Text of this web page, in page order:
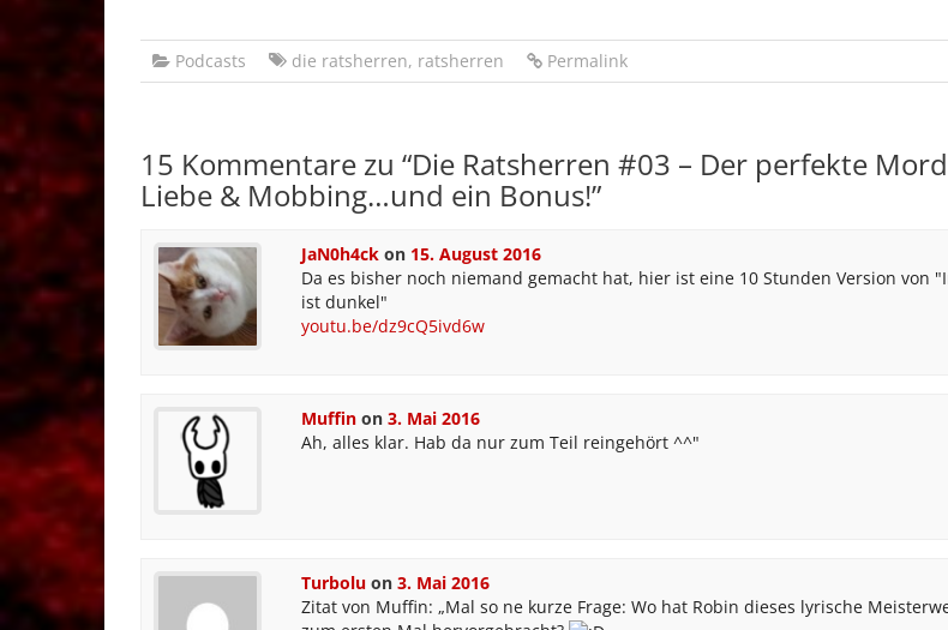
Podcasts die ratsherren, ratsherren Permalink
15 Kommentare zu “Die Ratsherren #03 – Der perfekte
Liebe & Mobbing…und ein Bonus!”
JaN0h4ck on 15. August 2016
Da es bisher noch niemand gemacht hat, hier ist eine 10 Stunden Version von
ist dunkel"
youtu.be/dz9cQ5ivd6w
Muffin on 3. Mai 2016
Ah, alles klar. Hab da nur zum Teil reingehört ^^"
Turbolu on 3. Mai 2016
Zitat von Muffin: „Mal so ne kurze Frage: Wo hat Robin dieses lyrische